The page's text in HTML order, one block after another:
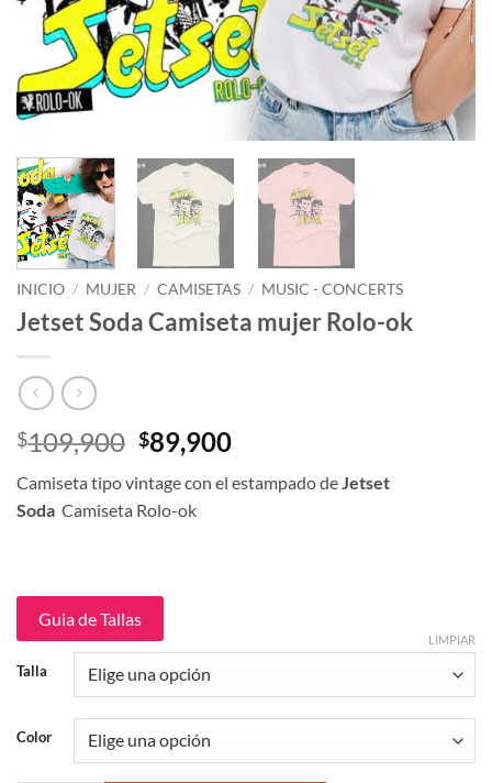
INICIO / MUJER / CAMISETAS / MUSIC - CONCERTS
Jetset Soda Camiseta mujer Rolo-ok
$109,900 El
precio
original
era:
$89,900El
actual
Camiseta tipo vintage con el estampado de Jetset
Soda Camiseta Rolo-ok
Guia de Tallas
Talla
Color
LIMPIAR